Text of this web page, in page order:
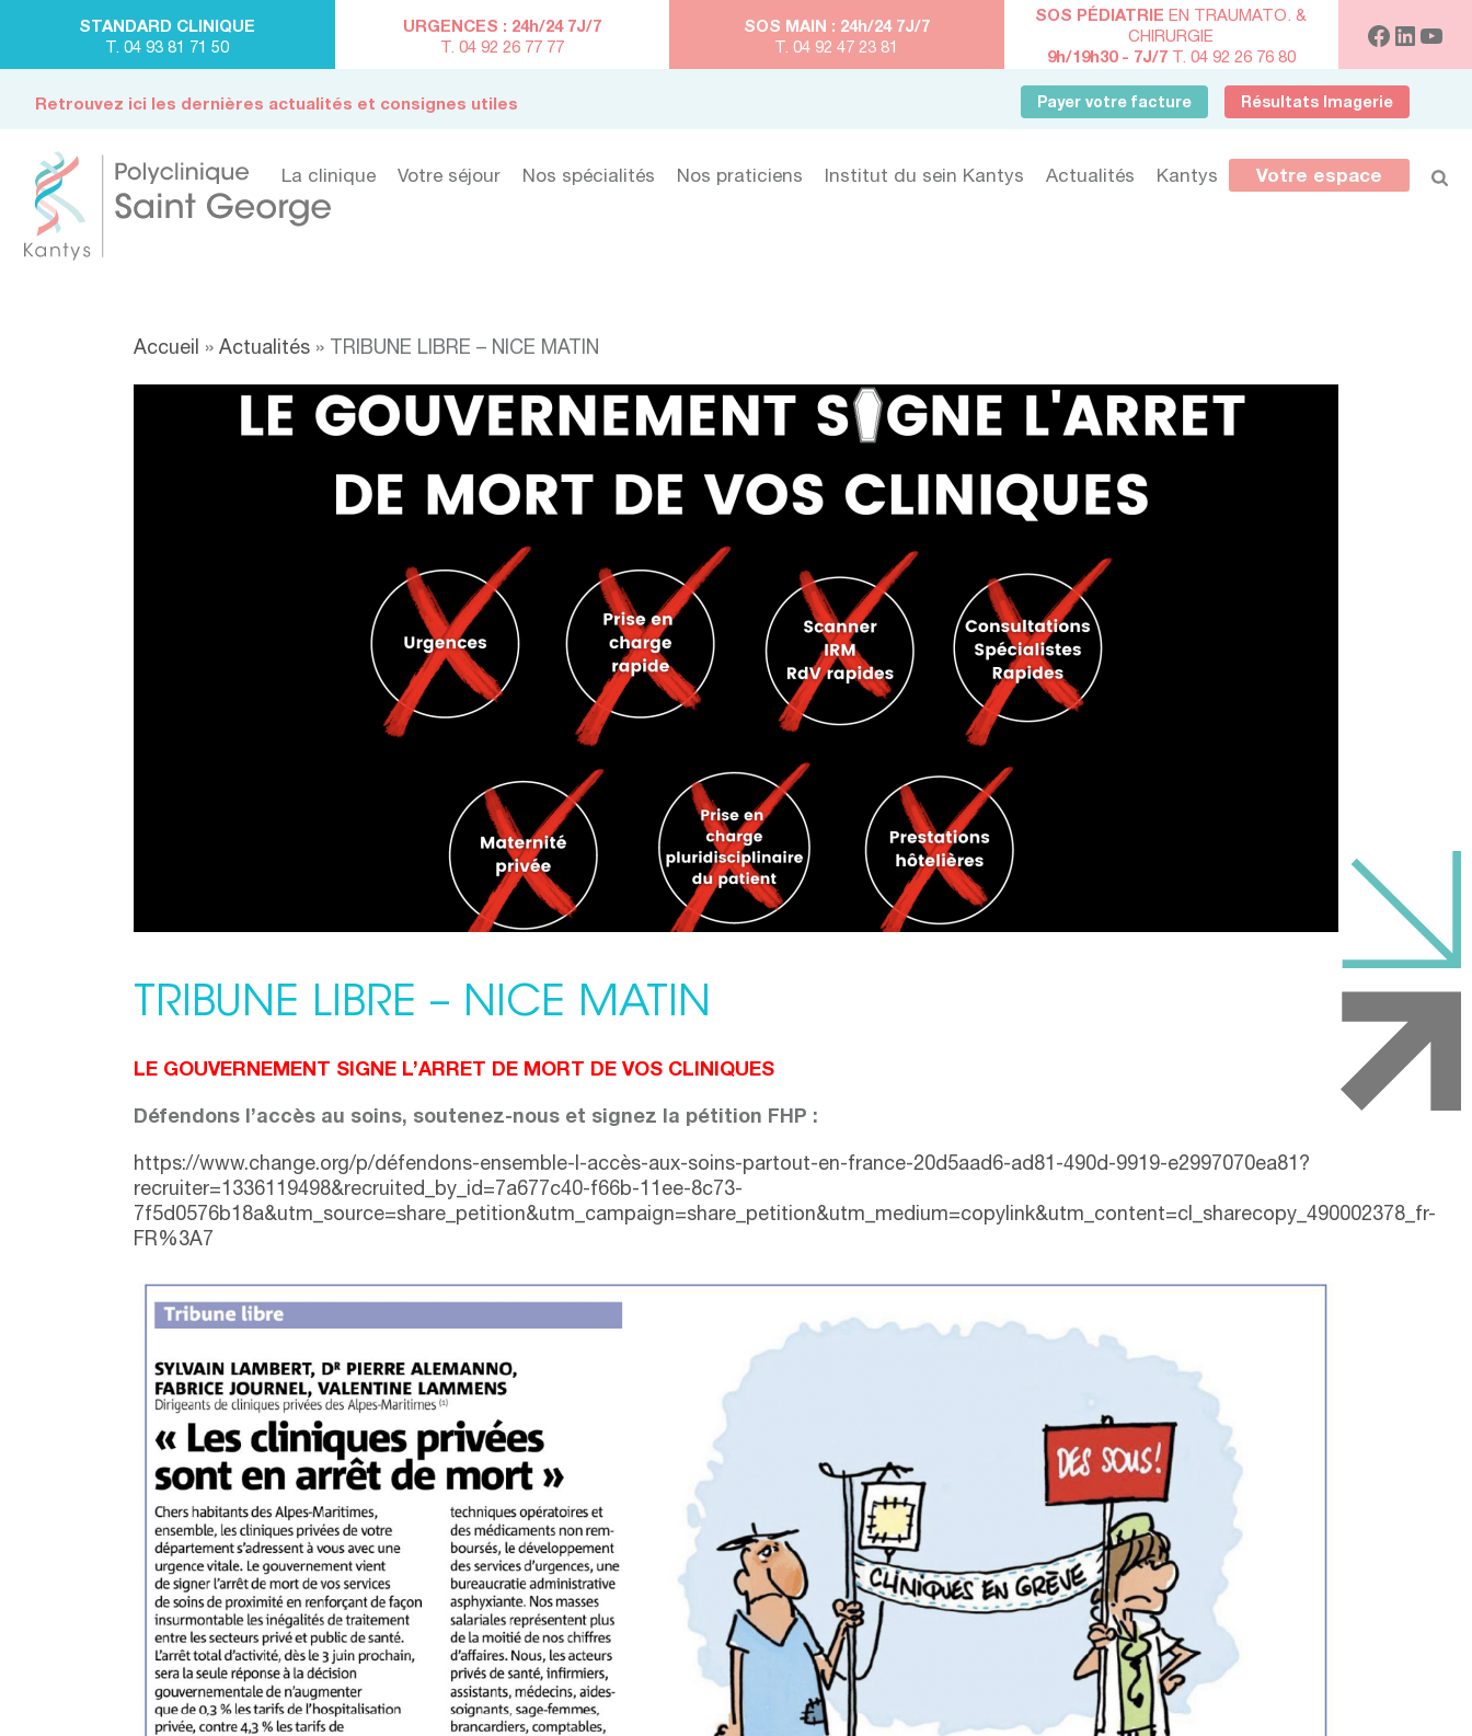
STANDARD CLINIQUE
T. 04 93 81 71 50
URGENCES : 24h/24 7J/7
T. 04 92 26 77 77
SOS MAIN : 24h/24 7J/7
T. 04 92 47 23 81
SOS PÉDIATRIE EN TRAUMATO. &
CHIRURGIE
9h/19h30 - 7J/7T. 04 92 26 76 80
Retrouvez ici les dernières actualités et consignes utiles Payer votre facture Résultats Imagerie
La clinique Votre séjour Nos spécialités Nos praticiens Institut du sein Kantys Actualités Kantys Votre espace
Accueil » Actualités » TRIBUNE LIBRE – NICE MATIN
TRIBUNE LIBRE – NICE MATIN
LE GOUVERNEMENT SIGNE L’ARRET DE MORT DE VOS CLINIQUES
Défendons l’accès au soins, soutenez-nous et signez la pétition FHP :
https://www.change.org/p/défendons-ensemble-l-accès-aux-soins-partout-en-france-20d5aad6-ad81-490d-9919-e2997070ea81?
recruiter=1336119498&recruited_by_id=7a677c40-f66b-11ee-8c73-
7f5d0576b18a&utm_source=share_petition&utm_campaign=share_petition&utm_medium=copylink&utm_content=cl_sharecopy_490002378_fr-
FR%3A7